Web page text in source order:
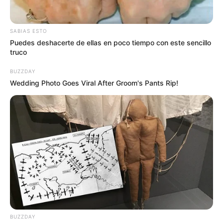
investigación logró constatar, luego de tras varias visitas
al corregimiento y confrontando al imputado, su accionar
delictivo. La funcionaria también indicó que, el
personas a las que estafaba vendiendo lotes propiedad
SABIAS ESTO
Puedes deshacerte de ellas en poco tiempo con este sencillo
truco
BUZZDAY
Wedding Photo Goes Viral After Groom's Pants Rip!
BUZZDAY